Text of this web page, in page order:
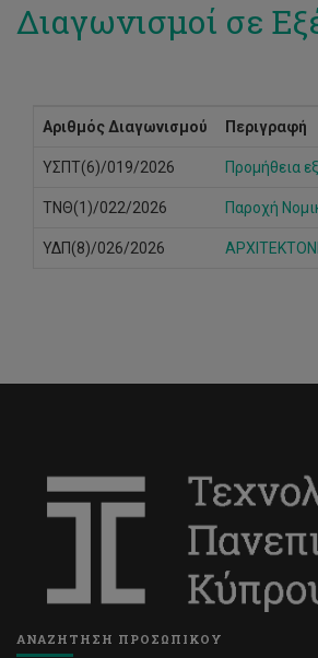
Διαγωνισμοί σε
Αριθμός Διαγωνισμού Περιγραφή
ΥΣΠΤ(6)/019/2026 Προμήθεια
ΤΝΘ(1)/022/2026 Παροχή
ΥΔΠ(8)/026/2026
ΑΝΑΖΗΤΗΣΗ ΠΡΟΣΩΠΙΚΟΥ